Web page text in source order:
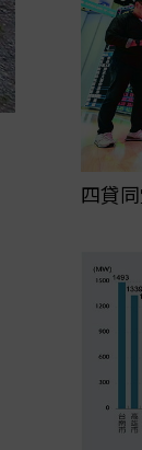
四貸